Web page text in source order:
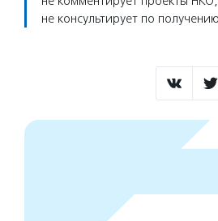
не консультирует по